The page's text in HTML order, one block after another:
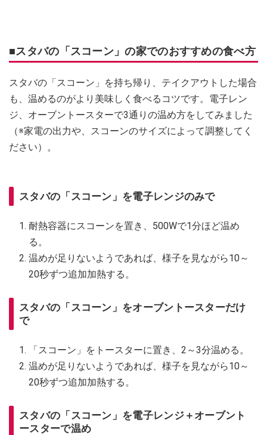
■スタバの「スコーン」の家でのおすすめの食べ方
スタバの「スコーン」を持ち帰り、テイクアウトした場合
も、温めるのがより美味しく食べるコツです。電子レン
ジ、オーブントースターで3通りの温め方をしてみました
（※家電の出力や、スコーンのサイズによって調整してく
ださい）。
スタバの「スコーン」を電子レンジのみで
耐熱容器にスコーンを置き、500Wで1分ほど温め
る。
温めが足りないようであれば、様子を見ながら10～
20秒ずつ追加加熱する。
スタバの「スコーン」をオーブントースターだけ
で
「スコーン」をトースターに置き、2～3分温める。
温めが足りないようであれば、様子を見ながら10～
20秒ずつ追加加熱する。
スタバの「スコーン」を電子レンジ＋オーブント
ースターで温め